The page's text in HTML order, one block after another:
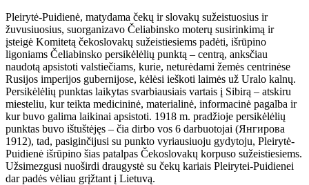
Pleirytė-Puidienė, matydama čekų ir slovakų sužeistuosius ir
žuvusiuosius, suorganizavo Čeliabinsko moterų susirinkimą ir
įsteigė Komitetą čekoslovakų sužeistiesiems padėti, išrūpino
ligoniams Čeliabinsko persikėlėlių punktą – centrą, anksčiau
naudotą apsistoti valstiečiams, kurie, neturėdami žemės centrinėse
Rusijos imperijos gubernijose, kėlėsi ieškoti laimės už Uralo kalnų.
Persikėlėlių punktas laikytas svarbiausiais vartais į Sibirą – atskiru
miesteliu, kur teikta medicininė, materialinė, informacinė pagalba ir
kur buvo galima laikinai apsistoti. 1918 m. pradžioje persikėlėlių
punktas buvo ištuštėjęs – čia dirbo vos 6 darbuotojai (Янгирова
1912), tad, pasiginčijusi su punkto vyriausiuoju gydytoju, Pleirytė-
Puidienė išrūpino šias patalpas Čekoslovakų korpuso sužeistiesiems.
Užsimezgusi nuoširdi draugystė su čekų kariais Pleirytei-Puidienei
dar padės vėliau grįžtant į Lietuvą.